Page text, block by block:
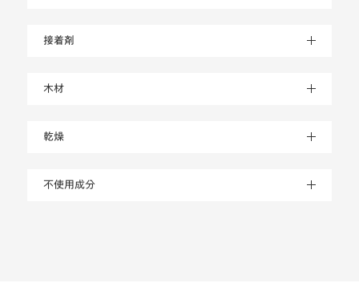
接着剤
木材
乾燥
不使用成分